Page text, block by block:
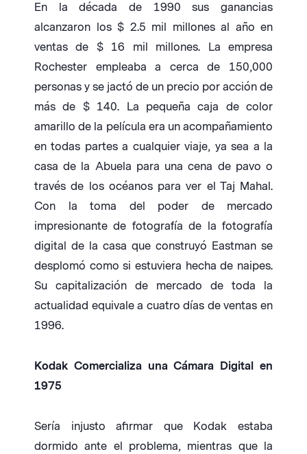
En la década de 1990 sus ganancias
alcanzaron los $ 2.5 mil millones al año en
ventas de $ 16 mil millones. La empresa
Rochester empleaba a cerca de 150,000
personas y se jactó de un precio por acción de
más de $ 140. La pequeña caja de color
amarillo de la película era un acompañamiento
en todas partes a cualquier viaje, ya sea a la
casa de la Abuela para una cena de pavo o
través de los océanos para ver el Taj Mahal.
Con la toma del poder de mercado
impresionante de fotografía de la fotografía
digital de la casa que construyó Eastman se
desplomó como si estuviera hecha de naipes.
Su capitalización de mercado de toda la
actualidad equivale a cuatro días de ventas en
1996.
Kodak Comercializa una Cámara Digital en
1975
Sería injusto afirmar que Kodak estaba
dormido ante el problema, mientras que la